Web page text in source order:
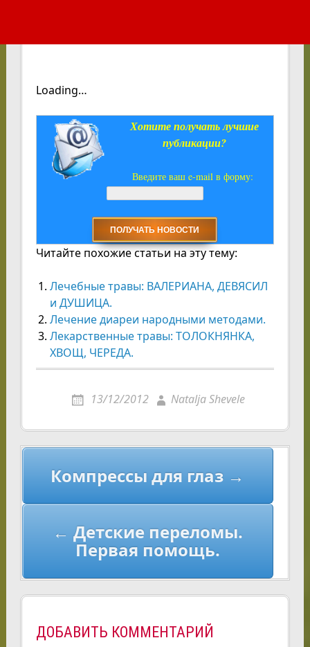
Loading…
Хотите получать лучшие
публикации?
Введите ваш e-mail в форму:
Читайте похожие статьи на эту тему:
Лечебные травы: ВАЛЕРИАНА, ДЕВЯСИЛ
и ДУШИЦА.
Лечение диареи народными методами.
Лекарственные травы: ТОЛОКНЯНКА,
ХВОЩ, ЧЕРЕДА.
13/12/2012 Natalja Shevele
Навигация
записям
Компрессы для глаз →
← Детские переломы.
Первая помощь.
ДОБАВИТЬ КОММЕНТАРИЙ